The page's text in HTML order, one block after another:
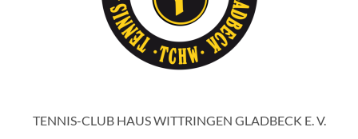
TENNIS-CLUB HAUS WITTRINGEN GLADBECK E. V.